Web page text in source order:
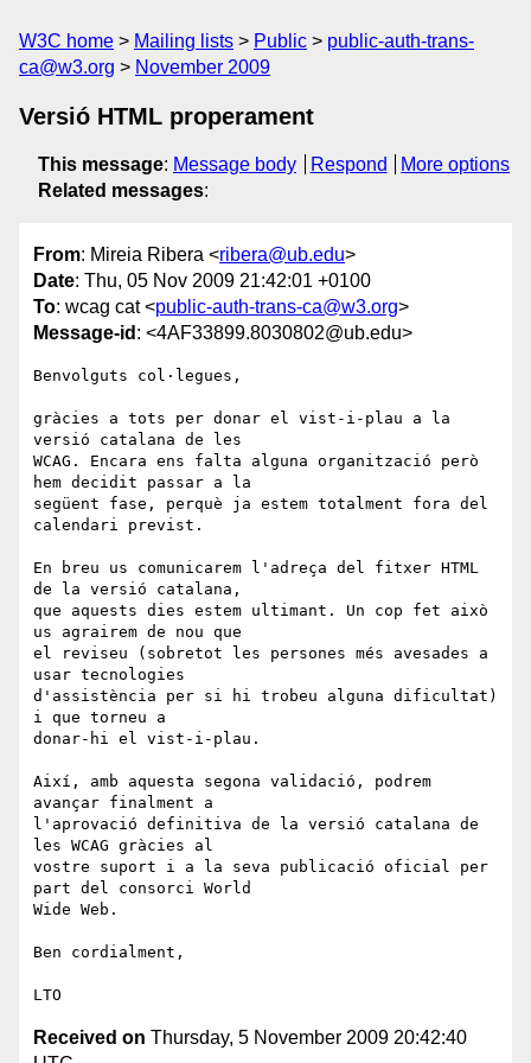
W3C home Mailing lists Public
public-auth-trans-
ca@w3.org
November 2009
Versió HTML properament
This message: Message body Respond
More options
Related messages:
From: Mireia Ribera <ribera@ub.edu>
Date: Thu, 05 Nov 2009 21:42:01 +0100
To: wcag cat <public-auth-trans-ca@w3.org>
Message-id : <4AF33899.8030802@ub.edu>
Benvolguts col·legues,
gràcies a tots per donar el vist-i-plau a la
versió catalana de les
WCAG. Encara ens falta alguna organització però
hem decidit passar a la
següent fase, perquè ja estem totalment fora del
calendari previst.
En breu us comunicarem l'adreça del fitxer HTML
de la versió catalana,
que aquests dies estem ultimant. Un cop fet això
us agrairem de nou que
el reviseu (sobretot les persones més avesades a
usar tecnologies
d'assistència per si hi trobeu alguna dificultat)
i que torneu a
donar-hi el vist-i-plau.
Així, amb aquesta segona validació, podrem
avançar finalment a
l'aprovació definitiva de la versió catalana de
les WCAG gràcies al
vostre suport i a la seva publicació oficial per
part del consorci World
Wide Web.
Ben cordialment,
Received on Thursday, 5 November 2009 20:42:40